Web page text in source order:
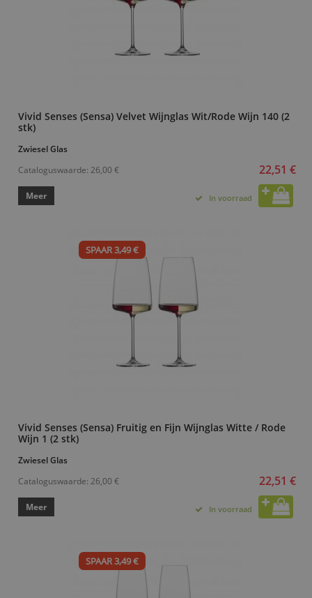
Vivid Senses (Sensa) Velvet Wijnglas Wit/Rode Wijn 140 (2
stk)
Zwiesel Glas
Cataloguswaarde: 26,00 € 22,51 €
Meer In voorraad
SPAAR 3,49 €
Vivid Senses (Sensa) Fruitig en Fijn Wijnglas Witte / Rode
Wijn 1 (2 stk)
Zwiesel Glas
Cataloguswaarde: 26,00 € 22,51 €
Meer In voorraad
SPAAR 3,49 €